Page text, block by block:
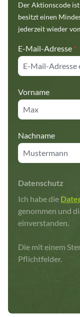
Der Aktionscode
besitzt einen
jederzeit wieder
E-Mail-Adresse *
Vorname
Nachname
Datenschutz
Ich habe die
genommen und
einverstanden.
Die mit einem
Pflichtfelder.